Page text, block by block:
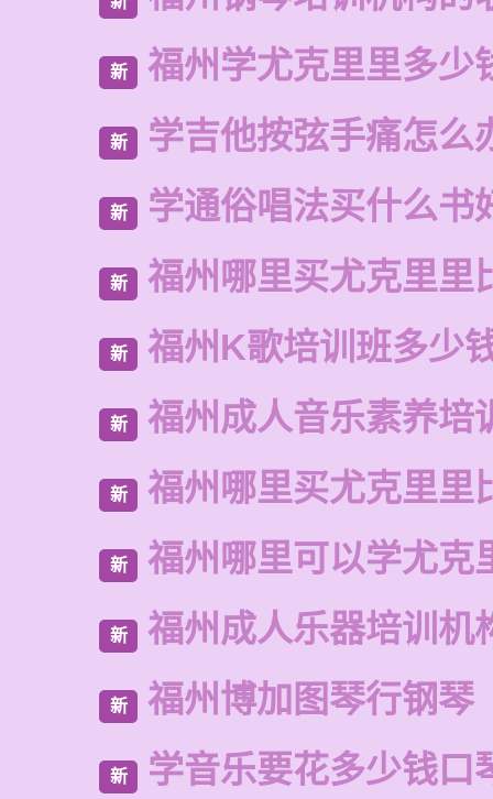
新 福州学尤克里里多少
新 学吉他按弦手痛怎么
新 学通俗唱法买什么书
新 福州哪里买尤克里里
新 福州K歌培训班多少
新 福州成人音乐素养培
新 福州哪里买尤克里里
新 福州哪里可以学尤克
新 福州成人乐器培训机
新 福州博加图琴行钢琴
新 学音乐要花多少钱口